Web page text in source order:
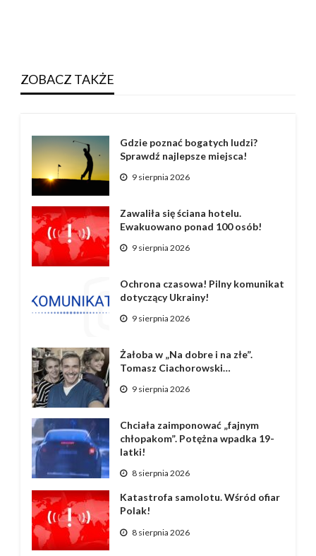
ZOBACZ TAKŻE
Gdzie poznać bogatych ludzi?
Sprawdź najlepsze miejsca!
9 sierpnia 2026
Zawaliła się ściana hotelu.
Ewakuowano ponad 100 osób!
9 sierpnia 2026
Ochrona czasowa! Pilny komunikat
dotyczący Ukrainy!
9 sierpnia 2026
Żałoba w „Na dobre i na złe”.
Tomasz Ciachorowski…
9 sierpnia 2026
Chciała zaimponować „fajnym
chłopakom”. Potężna wpadka 19-
latki!
8 sierpnia 2026
Katastrofa samolotu. Wśród ofiar
Polak!
8 sierpnia 2026